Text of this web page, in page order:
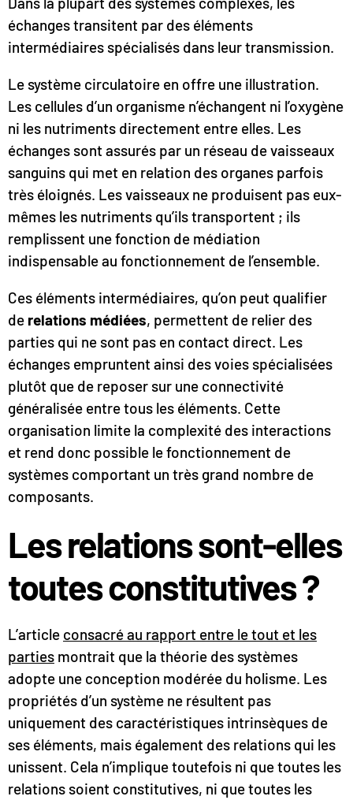
échanges transitent par des éléments
intermédiaires spécialisés dans leur transmission.
Le système circulatoire en offre une illustration.
Les cellules d’un organisme n’échangent ni l’oxygène
ni les nutriments directement entre elles. Les
échanges sont assurés par un réseau de vaisseaux
sanguins qui met en relation des organes parfois
très éloignés. Les vaisseaux ne produisent pas eux-
mêmes les nutriments qu’ils transportent ; ils
remplissent une fonction de médiation
indispensable au fonctionnement de l’ensemble.
Ces éléments intermédiaires, qu’on peut qualifier
de relations médiées, permettent de relier des
parties qui ne sont pas en contact direct. Les
échanges empruntent ainsi des voies spécialisées
plutôt que de reposer sur une connectivité
généralisée entre tous les éléments. Cette
organisation limite la complexité des interactions
et rend donc possible le fonctionnement de
systèmes comportant un très grand nombre de
composants.
Les relations sont-elles
toutes constitutives ?
L’article consacré au rapport entre le tout et les
parties montrait que la théorie des systèmes
adopte une conception modérée du holisme. Les
propriétés d’un système ne résultent pas
uniquement des caractéristiques intrinsèques de
ses éléments, mais également des relations qui les
unissent. Cela n’implique toutefois ni que toutes les
relations soient constitutives, ni que toutes les